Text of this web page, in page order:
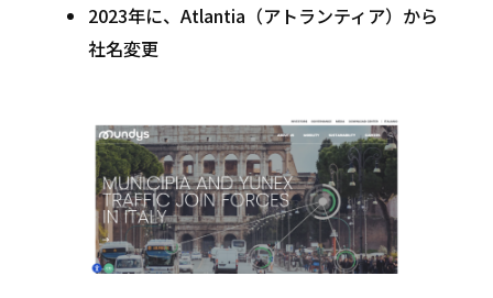
2023年に、Atlantia（アトランティア）から
社名変更